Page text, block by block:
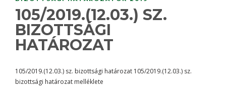
105/2019.(12.03.) SZ.
BIZOTTSÁGI
HATÁROZAT
105/2019.(12.03.) sz. bizottsági határozat 105/2019.(12.03.) sz.
bizottsági határozat melléklete